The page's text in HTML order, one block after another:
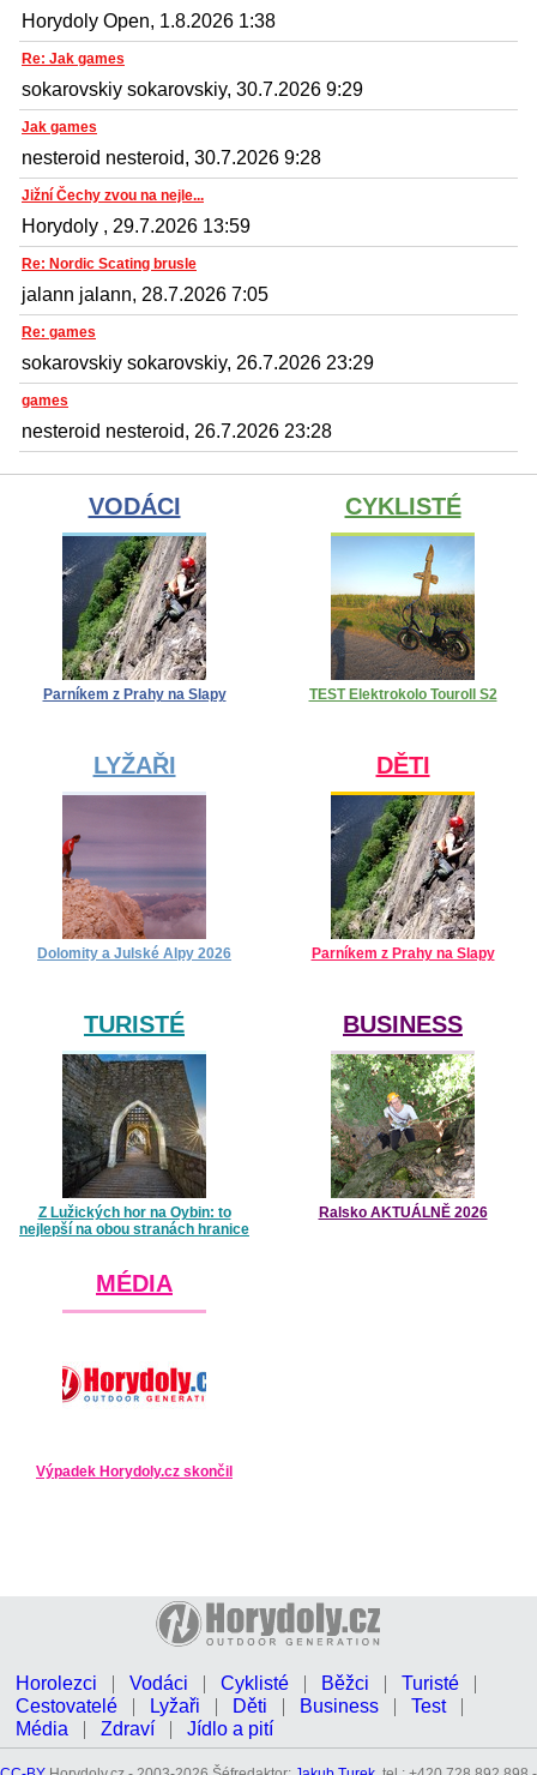
Horydoly Open, 1.8.2026 1:38
Re: Jak games
sokarovskiy sokarovskiy, 30.7.2026 9:29
Jak games
nesteroid nesteroid, 30.7.2026 9:28
Jižní Čechy zvou na nejle...
Horydoly , 29.7.2026 13:59
Re: Nordic Scating brusle
jalann jalann, 28.7.2026 7:05
Re: games
sokarovskiy sokarovskiy, 26.7.2026 23:29
games
nesteroid nesteroid, 26.7.2026 23:28
VODÁCI
Parníkem z Prahy na Slapy
CYKLISTÉ
TEST Elektrokolo Touroll S2
LYŽAŘI
Dolomity a Julské Alpy 2026
DĚTI
Parníkem z Prahy na Slapy
TURISTÉ
Z Lužických hor na Oybin: to
nejlepší na obou stranách hranice
BUSINESS
Ralsko AKTUÁLNĚ 2026
MÉDIA
Výpadek Horydoly.cz skončil
Horolezci Vodáci Cyklisté Běžci
Turisté
Cestovatelé
Lyžaři Děti Business
Test
Média
Zdraví Jídlo a pití